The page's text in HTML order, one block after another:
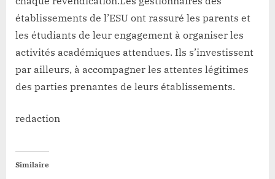
établissements de l’ESU ont rassuré les parents et
les étudiants de leur engagement à organiser les
activités académiques attendues. Ils s’investissent
par ailleurs, à accompagner les attentes légitimes
des parties prenantes de leurs établissements.
redaction
Similaire